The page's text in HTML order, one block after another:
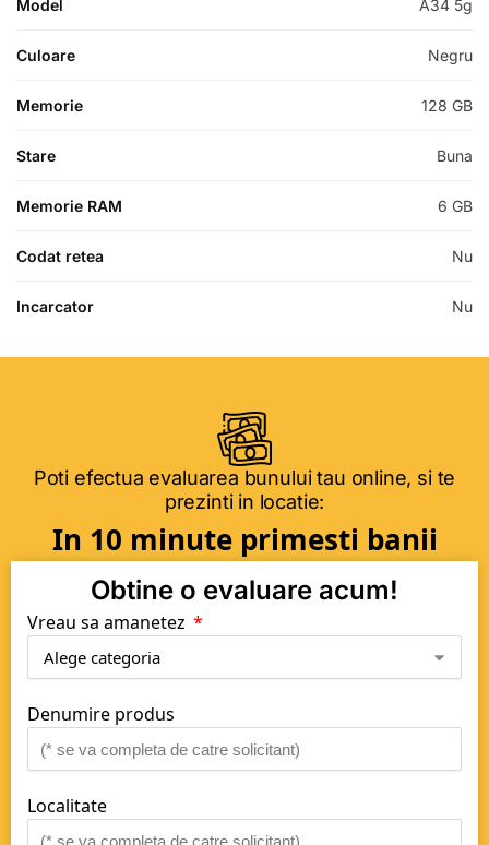
Model A34 5g
Culoare Negru
Memorie 128 GB
Stare Buna
Memorie RAM 6 GB
Codat retea Nu
Incarcator Nu
Poti efectua evaluarea bunului tau online, si te
prezinti in locatie:
In 10 minute primesti banii
Obtine o evaluare acum!
Vreau sa amanetez
Denumire produs
Localitate